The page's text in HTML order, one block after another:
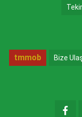
tmmob Bize